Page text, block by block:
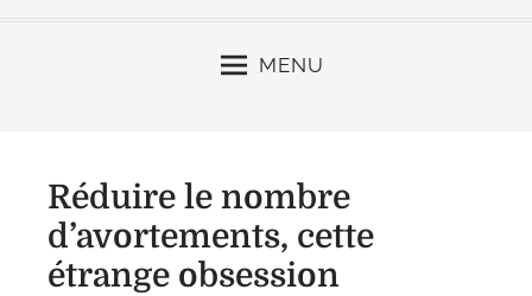
MENU
Réduire le nombre
d’avortements, cette
étrange obsession